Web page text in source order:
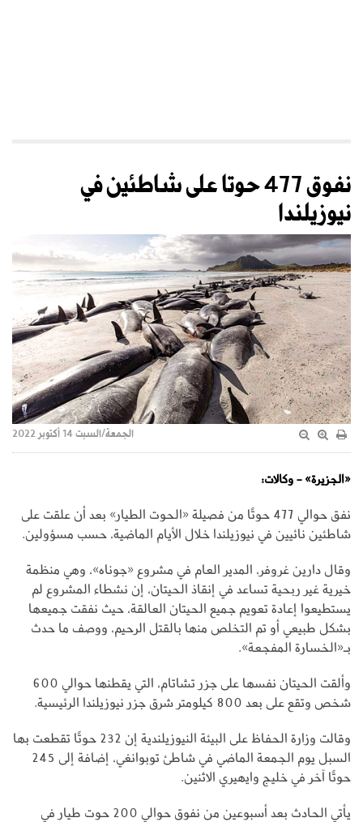
نفوق 477 حوتا على شاطئين في
نيوزيلندا
الجمعة/السبت 14 أكتوبر 2022
«الجزيرة» - وكالات:
نفق حوالي 477 حوتًا من فصيلة «الحوت الطيار» بعد أن علقت على
شاطئين نائيين في نيوزيلندا خلال الأيام الماضية، حسب مسؤولين.
وقال دارين غروفر، المدير العام في مشروع «جوناه»، وهي منظمة
خيرية غير ربحية تساعد في إنقاذ الحيتان، إن نشطاء المشروع لم
يستطيعوا إعادة تعويم جميع الحيتان العالقة، حيث نفقت جميعها
بشكل طبيعي أو تم التخلص منها بالقتل الرحيم، ووصف ما حدث
بـ«الخسارة المفجعة».
وألقت الحيتان نفسها على جزر تشاتام، التي يقطنها حوالي 600
شخص وتقع على بعد 800 كيلومتر شرق جزر نيوزيلندا الرئيسية.
وقالت وزارة الحفاظ على البيئة النيوزيلندية إن 232 حوتًا تقطعت بها
السبل يوم الجمعة الماضي في شاطئ توبوانغي، إضافة إلى 245
حوتًا آخر في خليج وايهيري الاثنين.
يأتي الحادث بعد أسبوعين من نفوق حوالي 200 حوت طيار في